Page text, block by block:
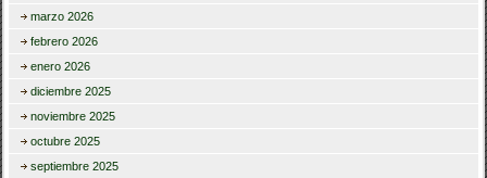
marzo 2026
febrero 2026
enero 2026
diciembre 2025
noviembre 2025
octubre 2025
septiembre 2025